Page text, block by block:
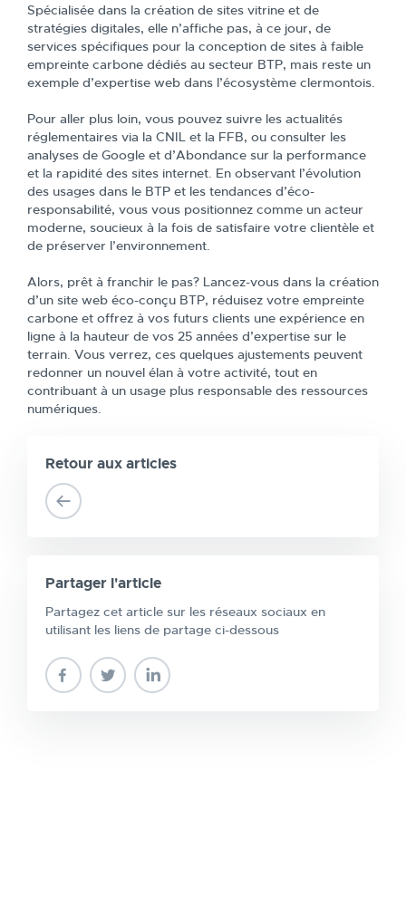
Retour aux articles
Partager l'article
Partagez cet article sur les réseaux sociaux en
utilisant les liens de partage ci-dessous
Spécialisée dans la création de sites vitrine et de
stratégies digitales, elle n’affiche pas, à ce jour, de
services spécifiques pour la conception de sites à faible
empreinte carbone dédiés au secteur BTP, mais reste un
exemple d’expertise web dans l’écosystème clermontois.
Pour aller plus loin, vous pouvez suivre les actualités
réglementaires via la CNIL et la FFB, ou consulter les
analyses de Google et d’Abondance sur la performance
et la rapidité des sites internet. En observant l’évolution
des usages dans le BTP et les tendances d’éco-
responsabilité, vous vous positionnez comme un acteur
moderne, soucieux à la fois de satisfaire votre clientèle et
de préserver l’environnement.
Alors, prêt à franchir le pas? Lancez-vous dans la création
d’un site web éco-conçu BTP, réduisez votre empreinte
carbone et offrez à vos futurs clients une expérience en
ligne à la hauteur de vos 25 années d’expertise sur le
terrain. Vous verrez, ces quelques ajustements peuvent
redonner un nouvel élan à votre activité, tout en
contribuant à un usage plus responsable des ressources
numériques.